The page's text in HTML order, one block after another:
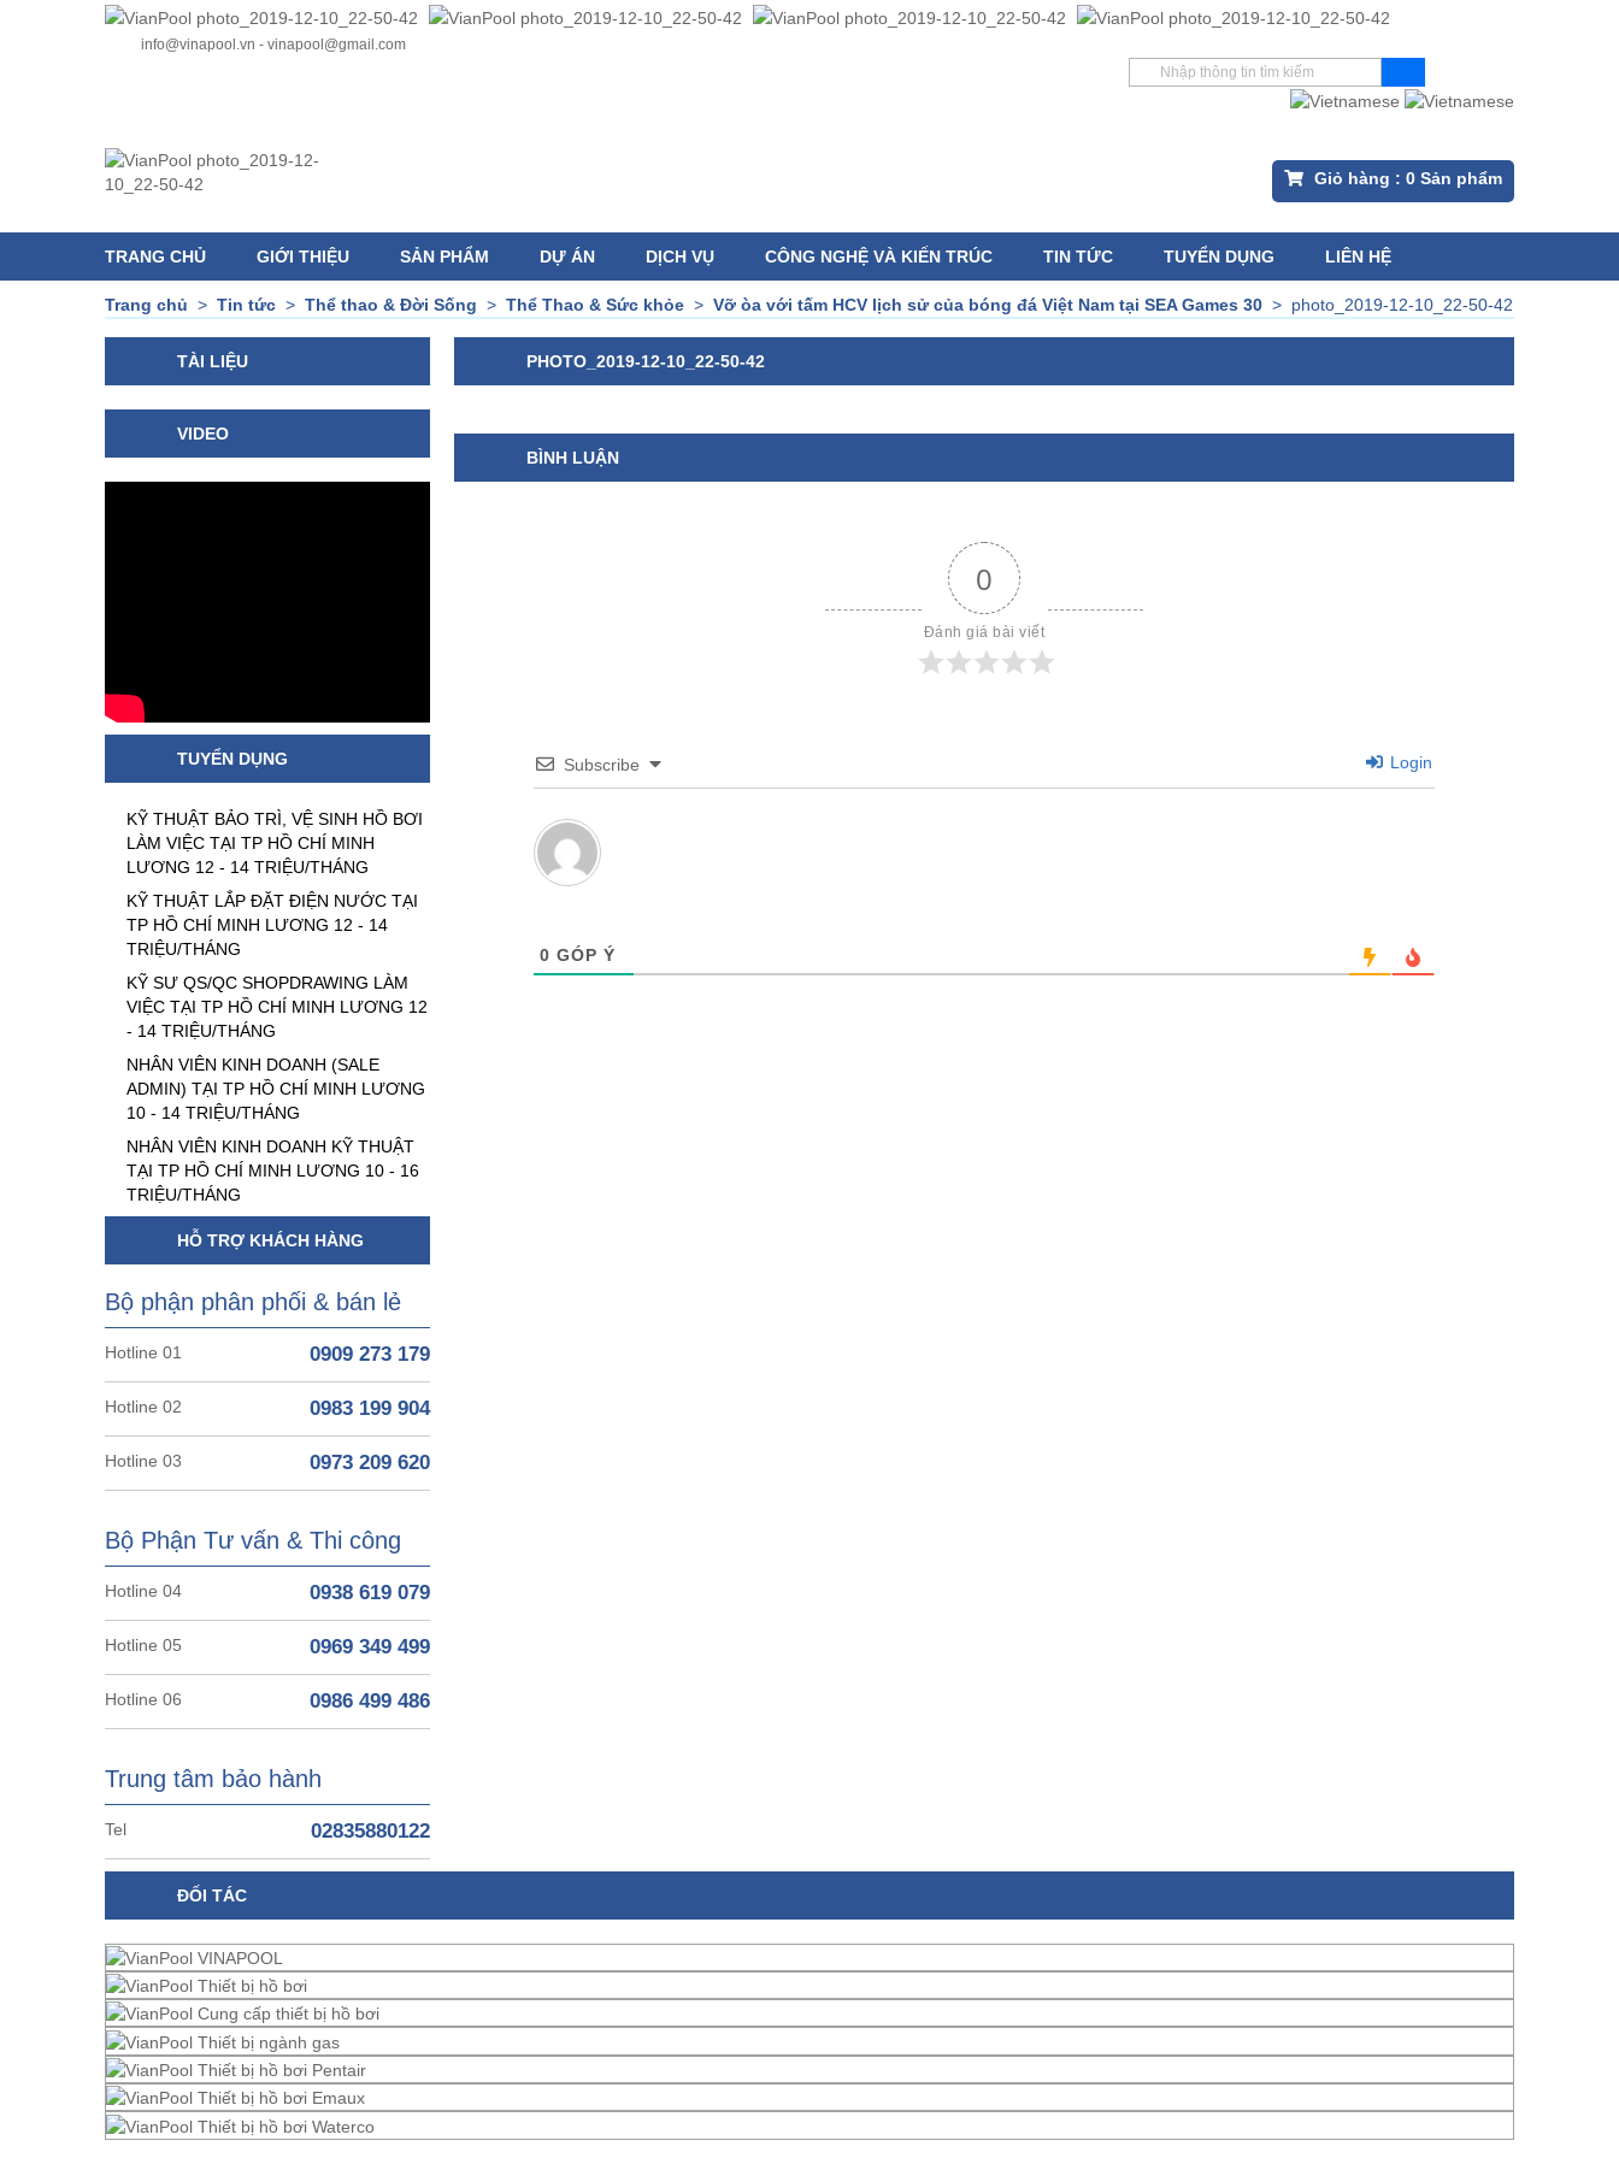
info@vinapool.vn - vinapool@gmail.com
Giỏ hàng : 0 Sản phẩm
TRANG CHỦ GIỚI THIỆU SẢN PHẨM DỰ ÁN DỊCH VỤ CÔNG NGHỆ VÀ KIẾN TRÚC TIN TỨC TUYỂN DỤNG LIÊN HỆ
Trang chủ > Tin tức > Thể thao & Đời Sống > Thể Thao & Sức khỏe > Vỡ òa với tấm HCV lịch sử của bóng đá Việt Nam tại SEA Games 30 > photo_2019-12-10_22-50-42
TÀI LIỆU
VIDEO
TUYỂN DỤNG
KỸ THUẬT BẢO TRÌ, VỆ SINH HỒ BƠI
LÀM VIỆC TẠI TP HỒ CHÍ MINH
LƯƠNG 12 - 14 TRIỆU/THÁNG
KỸ THUẬT LẮP ĐẶT ĐIỆN NƯỚC TẠI
TP HỒ CHÍ MINH LƯƠNG 12 - 14
TRIỆU/THÁNG
KỸ SƯ QS/QC SHOPDRAWING LÀM
VIỆC TẠI TP HỒ CHÍ MINH LƯƠNG 12
- 14 TRIỆU/THÁNG
NHÂN VIÊN KINH DOANH (SALE
ADMIN) TẠI TP HỒ CHÍ MINH LƯƠNG
10 - 14 TRIỆU/THÁNG
NHÂN VIÊN KINH DOANH KỸ THUẬT
TẠI TP HỒ CHÍ MINH LƯƠNG 10 - 16
TRIỆU/THÁNG
HỖ TRỢ KHÁCH HÀNG
Bộ phận phân phối & bán lẻ
Hotline 01 0909 273 179
Hotline 02 0983 199 904
Hotline 03 0973 209 620
Bộ Phận Tư vấn & Thi công
Hotline 04 0938 619 079
Hotline 05 0969 349 499
Hotline 06 0986 499 486
Trung tâm bảo hành
Tel 02835880122
PHOTO_2019-12-10_22-50-42
BÌNH LUẬN
0
Đánh giá bài viết
Subscribe Login
0 GÓP Ý
ĐỐI TÁC